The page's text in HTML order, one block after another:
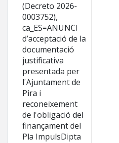
(Decreto 2026-
0003752),
ca_ES=ANUNCI
d’acceptació de la
documentació
justificativa
presentada per
l'Ajuntament de
Pira i
reconeixement
de l'obligació del
finançament del
Pla ImpulsDipta